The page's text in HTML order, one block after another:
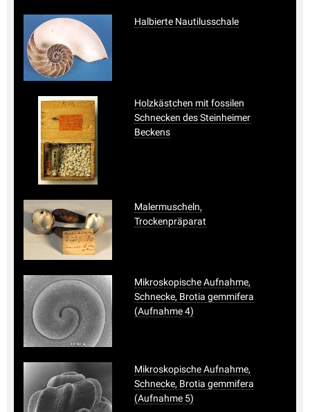
Halbierte Nautilusschale
Holzkästchen mit fossilen
Schnecken des Steinheimer
Beckens
Malermuscheln,
Trockenpräparat
Mikroskopische Aufnahme,
Schnecke, Brotia gemmifera
(Aufnahme 4)
Mikroskopische Aufnahme,
Schnecke, Brotia gemmifera
(Aufnahme 5)